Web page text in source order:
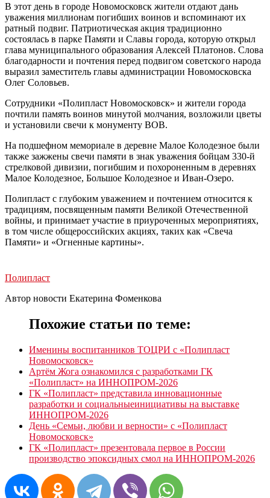
В этот день в городе Новомосковск жители отдают дань
уважения миллионам погибших воинов и вспоминают их
ратный подвиг. Патриотическая акция традиционно
состоялась в парке Памяти и Славы города, которую открыл
глава муниципального образования Алексей Платонов. Слова
благодарности и почтения перед подвигом советского народа
выразил заместитель главы администрации Новомосковска
Олег Соловьев.
Сотрудники «Полипласт Новомосковск» и жители города
почтили память воинов минутой молчания, возложили цветы
и установили свечи к монументу ВОВ.
На подшефном мемориале в деревне Малое Колодезное были
также зажжены свечи памяти в знак уважения бойцам 330-й
стрелковой дивизии, погибшим и похороненным в деревнях
Малое Колодезное, Большое Колодезное и Иван-Озеро.
Полипласт с глубоким уважением и почтением относится к
традициям, посвященным памяти Великой Отечественной
войны, и принимает участие в приуроченных мероприятиях,
в том числе общероссийских акциях, таких как «Свеча
Памяти» и «Огненные картины».
Полипласт
Автор новости Екатерина Фоменкова
Похожие статьи по теме:
Именины воспитанников ТОЦРИ с «Полипласт
Новомосковск»
Артём Жога ознакомился с разработками ГК
«Полипласт» на ИННОПРОМ-2026
ГК «Полипласт» представила инновационные
разработки и социальныеинициативы на выставке
ИННОПРОМ-2026
День «Семьи, любви и верности» с «Полипласт
Новомосковск»
ГК «Полипласт» презентовала первое в России
производство эпоксидных смол на ИННОПРОМ-2026